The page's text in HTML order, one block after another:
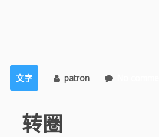
文字 patron
转圈